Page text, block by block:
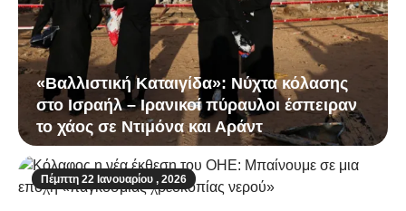
«Βαλλιστική Καταιγίδα»: Νύχτα κόλασης
στο Ισραήλ – Ιρανικοί πύραυλοι έσπειραν
το χάος σε Ντιμόνα και Αράντ
Πέμπτη 22 Ιανουαρίου , 2026